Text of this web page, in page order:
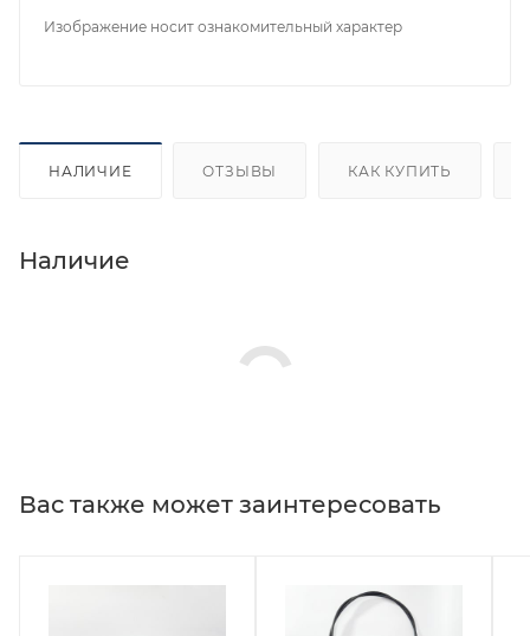
Изображение носит ознакомительный характер
НАЛИЧИЕ ОТЗЫВЫ КАК КУПИТЬ
Наличие
Вас также может заинтересовать